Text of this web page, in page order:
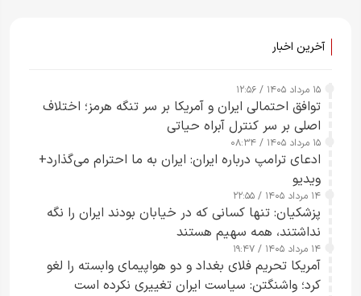
آخرین اخبار
۱۵ مرداد ۱۴۰۵ / ۱۲:۵۶
توافق احتمالی ایران و آمریکا بر سر تنگه هرمز؛ اختلاف
اصلی بر سر کنترل آبراه حیاتی
۱۵ مرداد ۱۴۰۵ / ۰۸:۳۴
ادعای ترامپ درباره ایران: ایران به ما احترام می‌گذارد+
ویدیو
۱۴ مرداد ۱۴۰۵ / ۲۲:۵۵
پزشکیان: تنها کسانی که در خیابان بودند ایران را نگه
نداشتند، همه سهیم هستند
۱۴ مرداد ۱۴۰۵ / ۱۹:۴۷
آمریکا تحریم فلای بغداد و دو هواپیمای وابسته را لغو
کرد؛ واشنگتن: سیاست ایران تغییری نکرده است